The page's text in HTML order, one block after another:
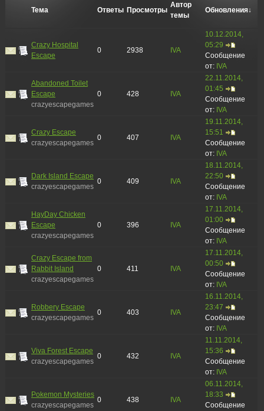
Тема Ответы Просмотры
Автор
темы
Обновления↓
Crazy Hospital
Escape
0 2938 IVA
10.12.2014,
05:29
Сообщение
от: IVA
Abandoned Toilet
Escape
crazyescapegames
0 428 IVA
22.11.2014,
01:45
Сообщение
от: IVA
Crazy Escape
crazyescapegames
0 407 IVA
19.11.2014,
15:51
Сообщение
от: IVA
Dark Island Escape
crazyescapegames
0 409 IVA
18.11.2014,
22:50
Сообщение
от: IVA
HayDay Chicken
Escape
crazyescapegames
0 396 IVA
17.11.2014,
01:00
Сообщение
от: IVA
Crazy Escape from
Rabbit Island
crazyescapegames
0 411 IVA
17.11.2014,
00:50
Сообщение
от: IVA
Robbery Escape
crazyescapegames
0 403 IVA
16.11.2014,
23:47
Сообщение
от: IVA
Viva Forest Escape
crazyescapegames
0 432 IVA
11.11.2014,
15:36
Сообщение
от: IVA
Pokemon Mysteries
crazyescapegames
0 438 IVA
06.11.2014,
18:33
Сообщение